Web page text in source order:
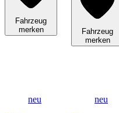
Fahrzeug
merken
Fahrzeug
merken
neu
neu